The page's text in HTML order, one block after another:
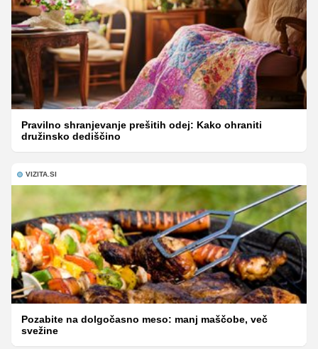
Pravilno shranjevanje prešitih odej: Kako ohraniti
družinsko dediščino
VIZITA.SI
Pozabite na dolgočasno meso: manj maščobe, več
svežine